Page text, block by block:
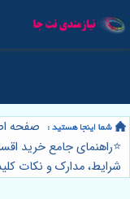
صفحه
⭐️راهنمای جامع خرید
شرایط، مدارک و نکات